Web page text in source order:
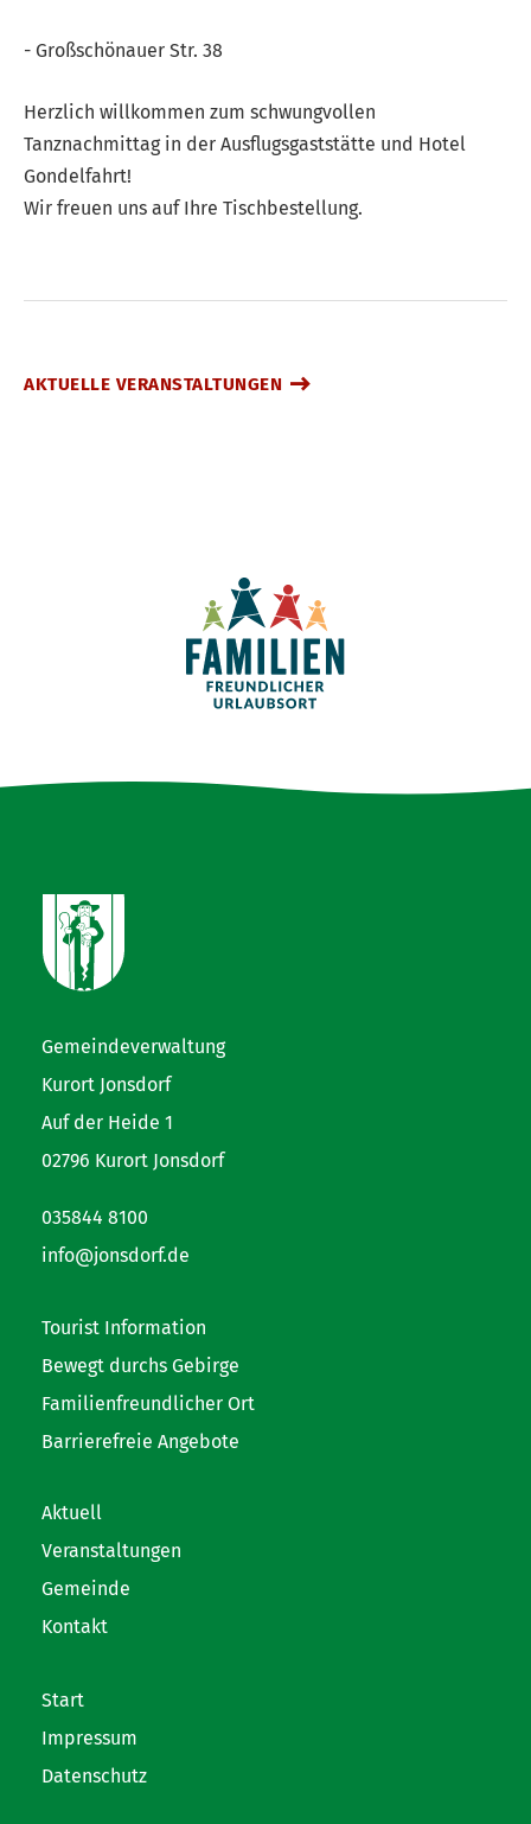
- Großschönauer Str. 38
Herzlich willkommen zum schwungvollen
Tanznachmittag in der Ausflugsgaststätte und Hotel
Gondelfahrt!
Wir freuen uns auf Ihre Tischbestellung.
AKTUELLE VERANSTALTUNGEN
Gemeindeverwaltung
Kurort Jonsdorf
Auf der Heide 1
02796 Kurort Jonsdorf
035844 8100
info@jonsdorf.de
Tourist Information
Bewegt durchs Gebirge
Familienfreundlicher Ort
Barrierefreie Angebote
Aktuell
Veranstaltungen
Gemeinde
Kontakt
Start
Impressum
Datenschutz